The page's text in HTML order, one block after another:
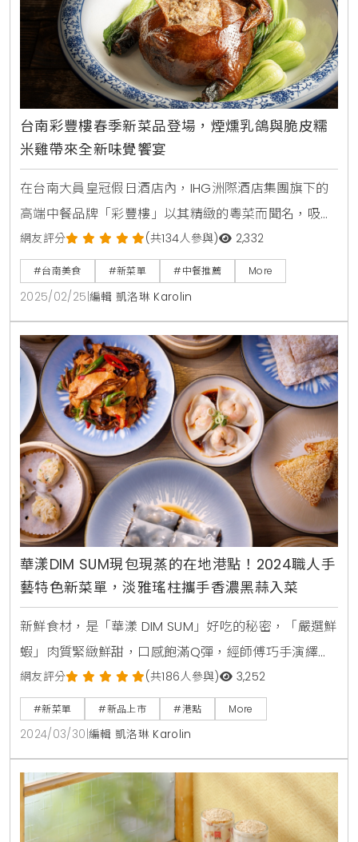
台南彩豐樓春季新菜品登場，煙燻乳鴿與脆皮糯
米雞帶來全新味覺饗宴
在台南大員皇冠假日酒店內，IHG洲際酒店集團旗下的
高端中餐品牌「彩豐樓」以其精緻的粵菜而聞名，吸引
了無數饕客的光臨。這家餐廳自開業以來便成為當地人
氣中餐廳，並以其獨特的五感用餐體驗而受到廣泛讚
譽。隨著春季的到來，彩豐樓將於三月起推出兩道全新
的經典粵菜，分別是「彩鴿送福-煙燻乳鴿」和「豐盈
滿堂-脆皮糯米雞」，這些菜品不僅保留了傳統的風
味，還融入了創新的烹飪手法，為食客帶來全新的味覺
享受。▲圖片來源：
網友評分 (共134人參與) 2,332
#台南美食 #新菜單 #中餐推薦 More
2025/02/25 編輯 凱洛琳 Karolin
華漾DIM SUM現包現蒸的在地港點！2024職人手
藝特色新菜單，淡雅瑤柱攜手香濃黑蒜入菜
新鮮食材，是「華漾 DIM SUM」好吃的秘密，「嚴選鮮
蝦」肉質緊緻鮮甜，口感飽滿Q彈，經師傅巧手演繹，
幻化為各式美味點心；港點最佳配角「西螺壺底純釀醬
油」，雲林西螺因優良水質及氣候條件，產出的黃豆品
質極佳，經百分之百純釀後，豆香濃郁，口感甘醇，是
提味、增香的最佳首選。此外，王牌主打「水晶鮮蝦
餃」，經過主廚嘗試20多次不同的餡皮比例，最終得出
蝦餃的完美比例，用最薄的餃皮，包裹最飽滿的內餡：
薄透的餃
網友評分 (共186人參與) 3,252
#新菜單 #新品上市 #港點 More
2024/03/30 編輯 凱洛琳 Karolin